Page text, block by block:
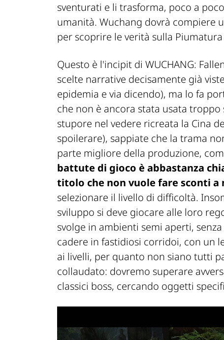
sventurati e li trasforma, poco a
umanità. Wuchang dovrà compiere
per scoprire le verità sulla
Questo è l'incipit di WUCHANG:
scelte narrative decisamente già
epidemia e via dicendo), ma lo fa
che non è ancora stata usata
stupore nel vedere ricreata la Cina
spoilerare), sappiate che la trama
parte migliore della produzione,
battute di gioco è abbastanza
titolo che non vuole fare sconti a
selezionare il livello di difficoltà.
sviluppo si deve giocare alle loro
svolge in ambienti semi aperti,
cadere in fastidiosi corridoi, con un
ai livelli, per quanto non siano tutti
collaudato: dovremo superare
classici boss, cercando oggetti